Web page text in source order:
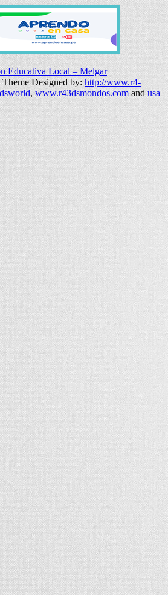
Educativa Local – Melgar
Theme Designed by: http://www.r4-
,www.r43dsmondos.comandusa